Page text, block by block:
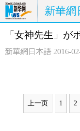
新華網
ホームページ
「女神先生」が
新華網日本語 2016-
上一页 1 2